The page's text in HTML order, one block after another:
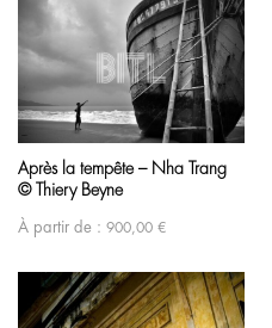
Après la tempête – Nha Trang
© Thiery Beyne
À partir de : 900,00 €